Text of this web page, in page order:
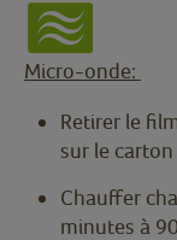
Micro-onde:
Retirer le
sur le
Chauffer
minutes à